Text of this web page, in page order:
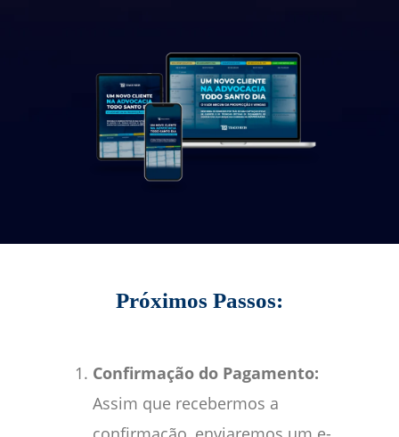
Próximos Passos:
Confirmação do Pagamento:
Assim que recebermos a